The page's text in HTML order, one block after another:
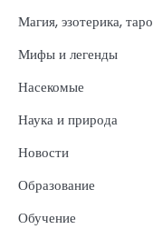
Магия, эзотерика, таро
Мифы и легенды
Насекомые
Наука и природа
Новости
Образование
Обучение